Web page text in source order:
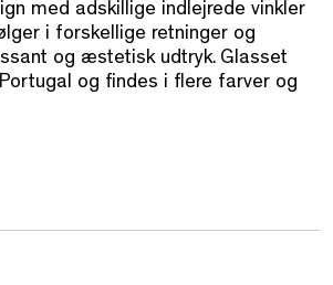
med adskillige indlejrede vinkler
i forskellige retninger og
og æstetisk udtryk. Glasset
og findes i flere farver og